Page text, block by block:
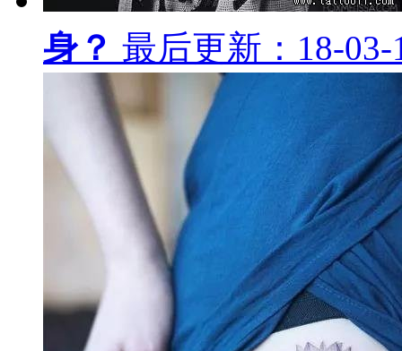
身？ 最后更新：18-03-